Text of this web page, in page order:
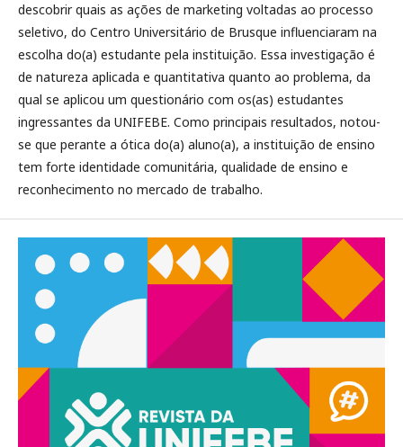
descobrir quais as ações de marketing voltadas ao processo
seletivo, do Centro Universitário de Brusque influenciaram na
escolha do(a) estudante pela instituição. Essa investigação é
de natureza aplicada e quantitativa quanto ao problema, da
qual se aplicou um questionário com os(as) estudantes
ingressantes da UNIFEBE. Como principais resultados, notou-
se que perante a ótica do(a) aluno(a), a instituição de ensino
tem forte identidade comunitária, qualidade de ensino e
reconhecimento no mercado de trabalho.